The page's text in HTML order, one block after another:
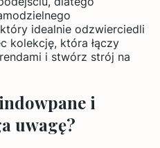
idealnie odzwierciedli
kolekcję, która łączy
i stwórz strój na
i
uwagę?